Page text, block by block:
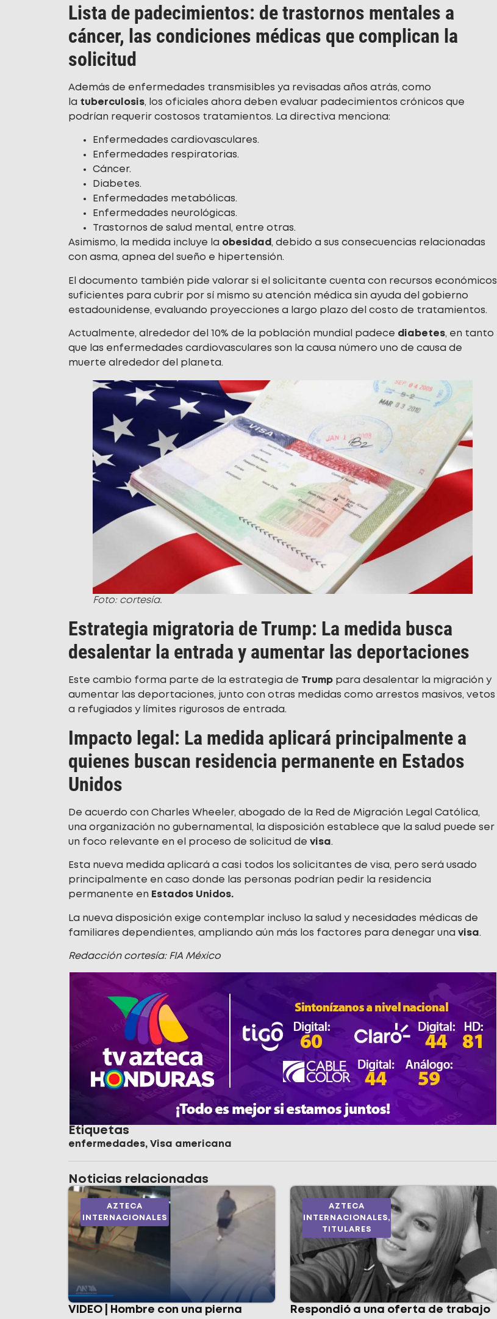
Lista de padecimientos: de trastornos mentales a
cáncer, las condiciones médicas que complican la
solicitud
Además de enfermedades transmisibles ya revisadas años atrás, como
la tuberculosis, los oficiales ahora deben evaluar padecimientos crónicos que
podrían requerir costosos tratamientos. La directiva menciona:
Enfermedades cardiovasculares.
Enfermedades respiratorias.
Cáncer.
Diabetes.
Enfermedades metabólicas.
Enfermedades neurológicas.
Trastornos de salud mental, entre otras.
Asimismo, la medida incluye la obesidad, debido a sus consecuencias relacionadas
con asma, apnea del sueño e hipertensión.
El documento también pide valorar si el solicitante cuenta con recursos económicos
suficientes para cubrir por sí mismo su atención médica sin ayuda del gobierno
estadounidense, evaluando proyecciones a largo plazo del costo de tratamientos.
Actualmente, alrededor del 10% de la población mundial padece diabetes, en tanto
que las enfermedades cardiovasculares son la causa número uno de causa de
muerte alrededor del planeta.
Foto: cortesía.
Estrategia migratoria de Trump: La medida busca
desalentar la entrada y aumentar las deportaciones
Este cambio forma parte de la estrategia de Trump para desalentar la migración y
aumentar las deportaciones, junto con otras medidas como arrestos masivos, vetos
a refugiados y límites rigurosos de entrada.
Impacto legal: La medida aplicará principalmente a
quienes buscan residencia permanente en Estados
Unidos
De acuerdo con Charles Wheeler, abogado de la Red de Migración Legal Católica,
una organización no gubernamental, la disposición establece que la salud puede ser
un foco relevante en el proceso de solicitud de visa.
Esta nueva medida aplicará a casi todos los solicitantes de visa, pero será usado
principalmente en caso donde las personas podrían pedir la residencia
permanente en Estados Unidos.
La nueva disposición exige contemplar incluso la salud y necesidades médicas de
familiares dependientes, ampliando aún más los factores para denegar una visa.
Redacción cortesía: FIA México
Etiquetas
enfermedades, Visa americana
Noticias relacionadas
AZTECA
INTERNACIONALES
VIDEO | Hombre con una pierna
AZTECA
INTERNACIONALES,
TITULARES
Respondió a una oferta de trabajo